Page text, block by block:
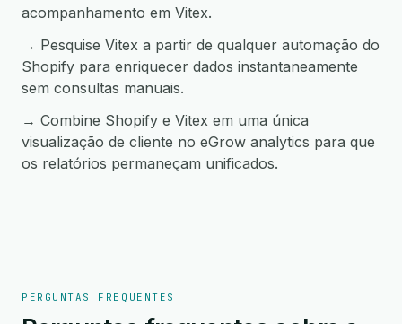
acompanhamento em Vitex.
→ Pesquise Vitex a partir de qualquer automação do
Shopify para enriquecer dados instantaneamente
sem consultas manuais.
→ Combine Shopify e Vitex em uma única
visualização de cliente no eGrow analytics para que
os relatórios permaneçam unificados.
PERGUNTAS FREQUENTES